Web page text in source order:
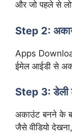
और जो पहले से
Step 2:
Apps
ईमेल आईडी से
Step 3: डेली
अकाउंट बनने के
जैसे वीडियो